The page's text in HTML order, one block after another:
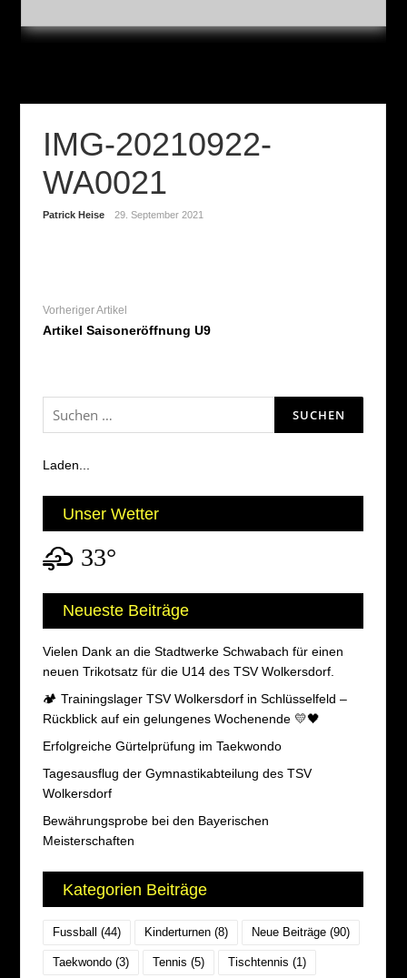
IMG-20210922-
WA0021
Patrick Heise 29. September 2021
Vorheriger Artikel
Artikel Saisoneröffnung U9
Suchen
nach:
Laden...
Unser Wetter
33°
Neueste Beiträge
Vielen Dank an die Stadtwerke Schwabach für einen
neuen Trikotsatz für die U14 des TSV Wolkersdorf.
🏕️ Trainingslager TSV Wolkersdorf in Schlüsselfeld –
Rückblick auf ein gelungenes Wochenende 💛🖤
Erfolgreiche Gürtelprüfung im Taekwondo
Tagesausflug der Gymnastikabteilung des TSV
Wolkersdorf
Bewährungsprobe bei den Bayerischen
Meisterschaften
Kategorien Beiträge
Fussball (44) Kinderturnen(8) Neue Beiträge(90)
Taekwondo(3) Tennis (5) Tischtennis (1)